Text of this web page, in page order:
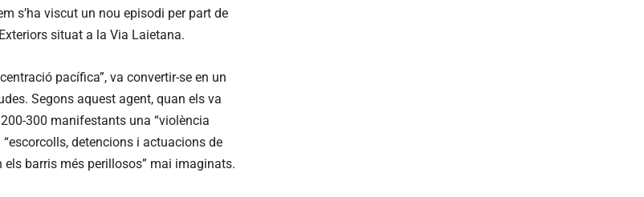
s’ha viscut un nou episodi per part de
situat a la Via Laietana.
pacífica”, va convertir-se en un
Segons aquest agent, quan els va
300 manifestants una “violència
detencions i actuacions de
barris més perillosos” mai imaginats.